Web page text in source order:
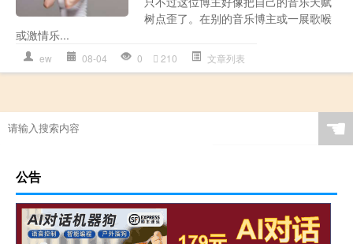
树点歪了。在别的音乐博主或一展歌喉
或激情乐...
ew 08-04 0 210 文章列表
☚
公告